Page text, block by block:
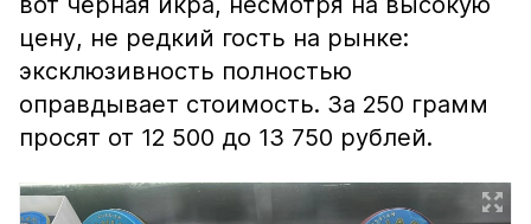
цену, не редкий гость на рынке:
эксклюзивность полностью
оправдывает стоимость. За 250 грамм
просят от 12 500 до 13 750 рублей.